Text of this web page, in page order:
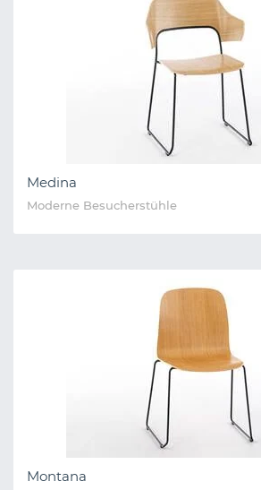
Medina
Moderne Besucherstühle
Montana